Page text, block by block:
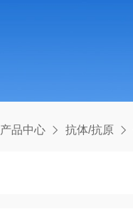
产品中心 抗体/抗原